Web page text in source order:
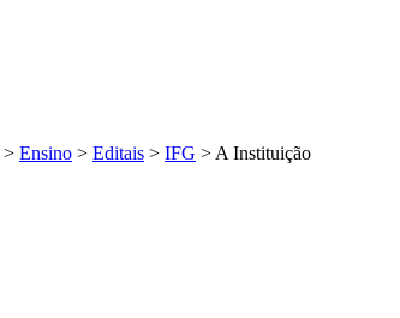
> Ensino > Editais > IFG >A Instituição